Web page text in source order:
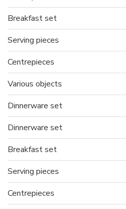
Breakfast set
Serving pieces
Centrepieces
Various objects
Dinnerware set
Dinnerware set
Breakfast set
Serving pieces
Centrepieces